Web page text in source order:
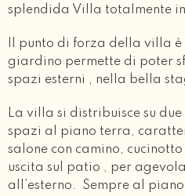
splendida Villa totalmente
Il punto di forza della villa
giardino permette di poter
spazi esterni , nella bella
La villa si distribuisce su
spazi al piano terra,
salone con camino,
uscita sul patio , per
all’esterno. Sempre al